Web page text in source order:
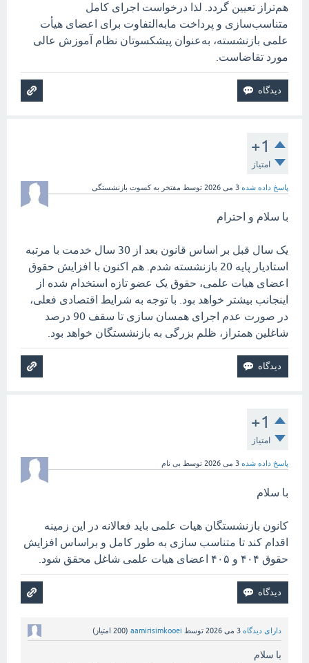
هم‌تراز تعیین گردد. لذا درخواست اجرای کامل
متناسب‌سازی و پرداخت مابه‌التفاوت برای اعضای هیأت
علمی بازنشسته، به‌عنوان پیشکسوتان نظام آموزش عالی
مورد تقاضاست.
+1
امتیاز
پاسخ داده شده 3 می 2026 توسط مفتخر به کسوت بازنشستگی
با سلام و احترام
یک سال قبل بر اساس قانون بعد از 30 سال خدمت با مرتبه
استادیار پایه 20 بازنشسته شدم. هم اکنون با افزایش حقوق
اعضای هیات علمی، حقوق یک عضو تازه استخدام شده از
اینجانب بیشتر خواهد بود. با توجه به شرایط اقتصادی فعلی،
در صورت عدم اجرای همسان سازی تا سقف 90 درصد
شاغلین همتراز، ظلم بزرگی به بازنشستگان خواهد بود.
+1
امتیاز
پاسخ داده شده 3 می 2026 توسط بی نام
با سلام
کانون بازنشستگان هیات علمی باید فعالانه در این زمینه
اقدام کند تا متناسب سازی به طور کامل و براساس افزایش
حقوق ۴۰۴ و ۴۰۵ اعضای هیات علمی شاغل محقق شود.
دارای دیدگاه 3 می 2026 توسط aamirisimkooei
(
200 امتیاز)
با سلام